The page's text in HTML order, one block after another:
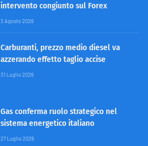
intervento congiunto sul Forex
3 Agosto 2026
Carburanti, prezzo medio diesel va
azzerando effetto taglio accise
31 Luglio 2026
Gas conferma ruolo strategico nel
sistema energetico italiano
27 Luglio 2026